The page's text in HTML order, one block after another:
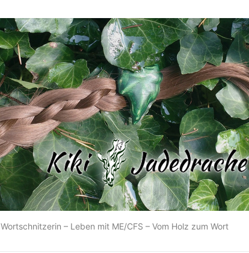
Wortschnitzerin – Leben mit ME/CFS – Vom Holz zum Wort